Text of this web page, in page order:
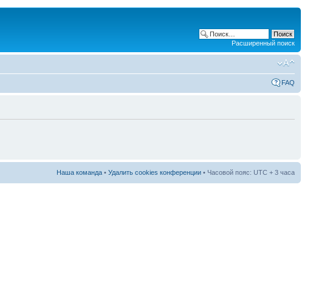
Расширенный поиск
FAQ
Наша команда • Удалить cookies конференции • Часовой пояс: UTC + 3 часа